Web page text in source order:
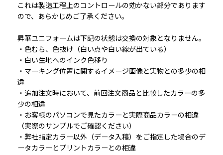
これは製造工程上のコントロールの効かない部分であります
ので、あらかじめご了承ください。
昇華ユニフォームは下記の状態は交換の対象となりません。
・色むら、色抜け（白い点や白い線が出ている）
・白い生地へのインク色移り
・マーキング位置に関するイメージ画像と実物との多少の相
違
・追加注文時において、前回注文商品と比較したカラーの多
少の相違
・お客様のパソコンで見たカラーと実際商品カラーの相違
（実際のサンプルでご確認ください）
・弊社指定カラー以外（データ入稿）をご指定した場合のデ
ータカラーとプリントカラーとの相違